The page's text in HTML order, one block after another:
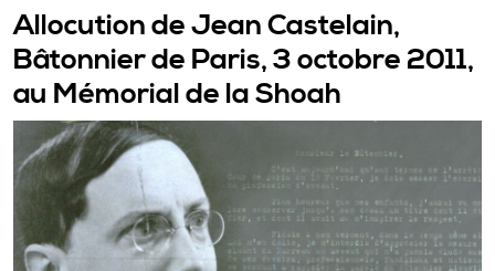
Allocution de Jean Castelain,
Bâtonnier de Paris, 3 octobre 2011,
au Mémorial de la Shoah